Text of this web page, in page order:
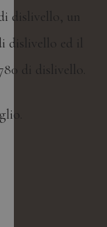
dislivello, un
dislivello ed il
di dislivello.